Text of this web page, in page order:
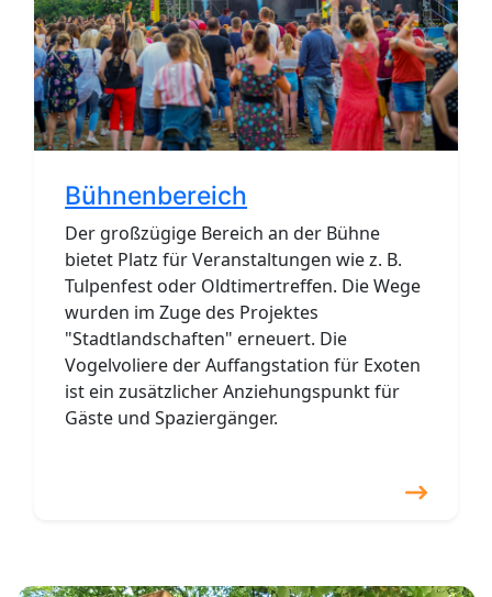
Bühnenbereich
Der großzügige Bereich an der Bühne
bietet Platz für Veranstaltungen wie z. B.
Tulpenfest oder Oldtimertreffen. Die Wege
wurden im Zuge des Projektes
"Stadtlandschaften" erneuert. Die
Vogelvoliere der Auffangstation für Exoten
ist ein zusätzlicher Anziehungspunkt für
Gäste und Spaziergänger.